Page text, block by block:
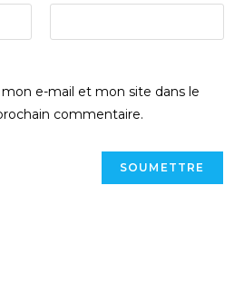
e-mail et mon site dans le
commentaire.